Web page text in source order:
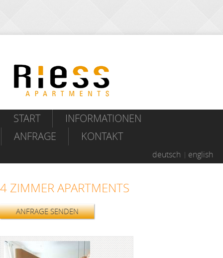
START
INFORMATIONEN
ANFRAGE
KONTAKT
deutsch english
4 ZIMMER APARTMENTS
ANFRAGE SENDEN